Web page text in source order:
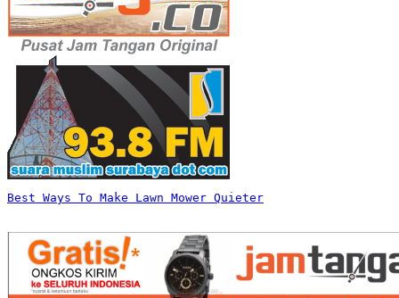
Best Ways To Make Lawn Mower Quieter